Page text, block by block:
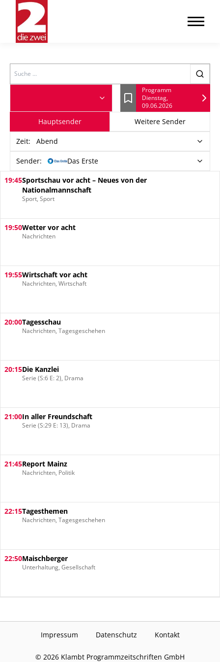
Search
Lesezeichen
Programm
Dienstag,
09.06.2026
Hauptsender Weitere Sender
Zeit: Abend
Sender: Das Erste
19:45Sportschau vor acht – Neues von der
Nationalmannschaft
Sport, Sport
19:50Wetter vor acht
Nachrichten
19:55Wirtschaft vor acht
Nachrichten, Wirtschaft
20:00Tagesschau
Nachrichten, Tagesgeschehen
20:15Die Kanzlei
Serie (S:6 E: 2), Drama
21:00In aller Freundschaft
Serie (S:29 E: 13), Drama
21:45Report Mainz
Nachrichten, Politik
22:15Tagesthemen
Nachrichten, Tagesgeschehen
22:50Maischberger
Unterhaltung, Gesellschaft
Impressum Datenschutz Kontakt
© 2026 Klambt Programmzeitschriften GmbH